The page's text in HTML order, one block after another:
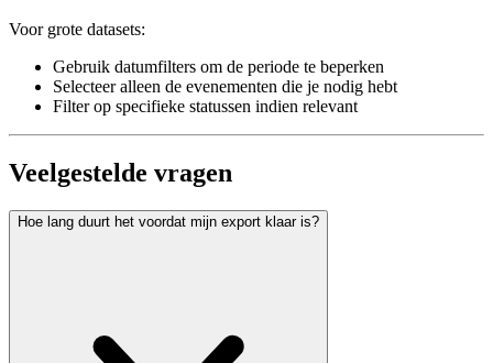
Voor grote datasets:
Gebruik datumfilters om de periode te beperken
Selecteer alleen de evenementen die je nodig hebt
Filter op specifieke statussen indien relevant
Veelgestelde vragen
Hoe lang duurt het voordat mijn export klaar is?